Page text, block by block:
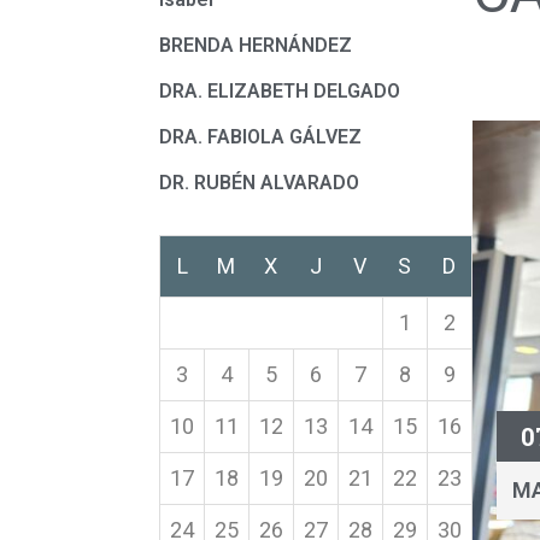
BRENDA HERNÁNDEZ
DRA. ELIZABETH DELGADO
DRA. FABIOLA GÁLVEZ
DR. RUBÉN ALVARADO
L M X J V S D
1 2
3 4 5 6 7 8 9
10 11 12 13 14 15 16
17 18 19 20 21 22 23
24 25 26 27 28 29 30